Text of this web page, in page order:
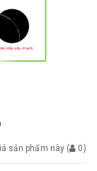
sản phẩm này ( 0)